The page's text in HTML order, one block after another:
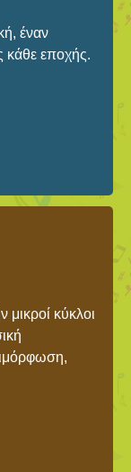
έναν
κάθε εποχής.
μικροί κύκλοι